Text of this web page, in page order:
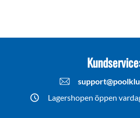
Lagershopen öppen